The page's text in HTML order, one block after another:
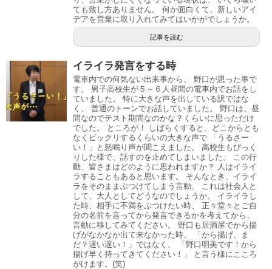
ても致し方ありません。 何か面白くて、新しいアイ
デアを営業に取り入れてみてはいかがでしょうか。
記事を読む
イライラ発言をする時
電車内での何気ない出来事から、 野口が思った事で
す。 男子高校生が５～６人昼間の電車内でお話をし
ていました。 特に大きな声を出している訳ではな
く、 普通のトーンでお話していました。 野口は、昼
間なのでテスト期間なのかな？くらいに思っただけ
でした。 ところが！ しばらくすると、どこからとも
なくビックリするくらいの大きな声で 「うるさー
い！」と怒鳴り声が聞こえました。 高校生もびっく
りした様で、話すのを止めてしまいました。 この行
動、皆さまはどのように思われますか？ 人はイライ
ラすることもあると思います。 そんなとき、イライ
ラをそのままぶつけてしまう言動、 これは社会人と
して、大人としてどうなのでしょうか。 イライラし
た時、相手に不満をぶつけたい時、 正々堂々とご自
分の名前を言ってから発言できるかを考えてから、
言動に移してみてください。 野口も居酒屋でから揚
げがなかなか出て来なかった時、 「から揚げ、ま
だ？遅い遅い！」ではなく、 「野口明美です！から
揚げ早く持ってきてください！」 と言う様にこころ
がけます。(笑)